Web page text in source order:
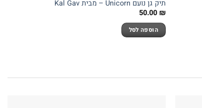
תיק גן נועם Unicorn – מבית Kal Gav
50.00 ₪
הוספה לסל